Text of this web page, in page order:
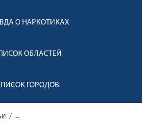
О НАРКОТИКАХ
ОБЛАСТЕЙ
ГОРОДОВ
/ ...